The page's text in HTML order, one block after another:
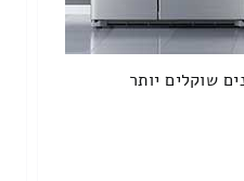
שוקלים יותר